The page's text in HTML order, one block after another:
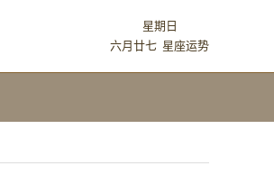
星期日
六月廿七 星座运势